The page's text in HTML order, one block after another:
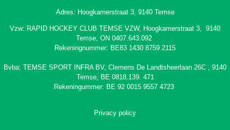
Adres: Hoogkamerstraat 3, 9140 Temse
Vzw: RAPID HOCKEY CLUB TEMSE VZW, Hoogkamerstraat 3, 9140
Temse, ON 0407.643.092
Rekeningnummer: BE83 1430 8759 2115
Bvba: TEMSE SPORT INFRA BV, Clemens De Landtsheerlaan 26C , 9140
Temse, BE 0818.139. 471
Rekeningummer: BE 92 0015 9557 4723
Privacy policy